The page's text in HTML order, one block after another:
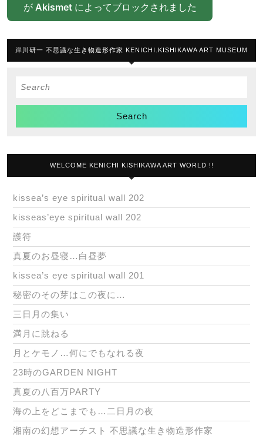
が Akismetによってブロックされました
岸川研一 不思議な生き物造形作家 KENICHI.KISHIKAWA ART MUSEUM
Search
WELCOME KENICHI KISHIKAWA ART WORLD !!
kissea’s eye spiritual wall 202
kisseas’eye spiritual wall 202
護符
真夏のお昼寝…白昼夢
kissea’s eye spiritual wall 201
秘密のその芽はこの夜に…
三日月の集い
満月に跳ねる
月とケモノ…何にでもなれる夜
23時のGARDEN NIGHT
真夏の八百万PARTY
海の上をどこまでも…二日月の夜
湘南の幻想アーチスト 不思議な生き物造形作家